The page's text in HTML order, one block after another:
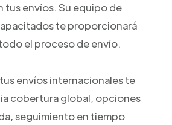
tus envíos. Su equipo de
te proporcionará
el proceso de envío.
envíos internacionales te
cobertura global, opciones
seguimiento en tiempo